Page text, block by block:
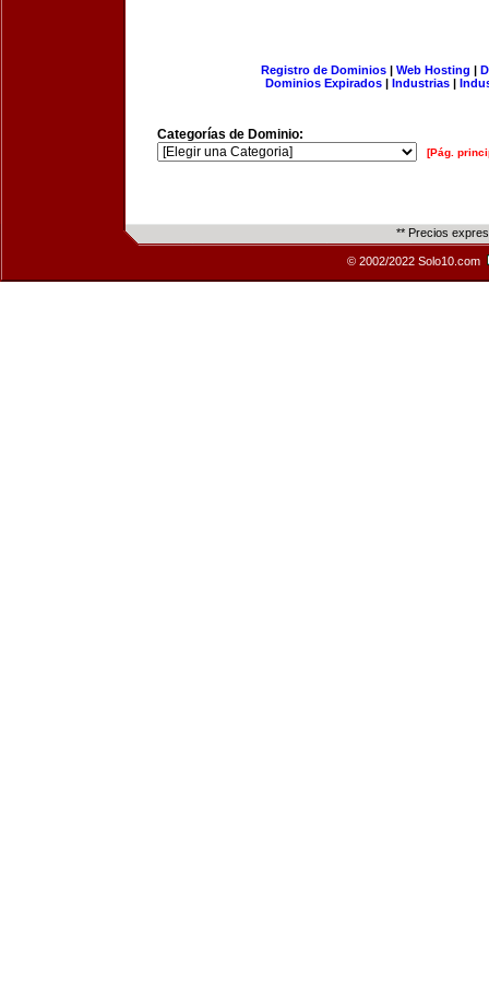
Registro de Dominios| Web Hosting |
Dominios Expirados | Industrias |
Categorías de Dominio:
[Pág.
** Precios
© 2002/2022 Solo10.com